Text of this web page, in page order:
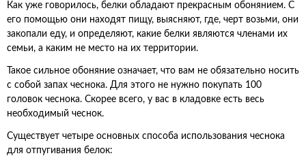
Как уже говорилось, белки обладают прекрасным обонянием. С
его помощью они находят пищу, выясняют, где, черт возьми, они
закопали еду, и определяют, какие белки являются членами их
семьи, а каким не место на их территории.
Такое сильное обоняние означает, что вам не обязательно носить
с собой запах чеснока. Для этого не нужно покупать 100
головок чеснока. Скорее всего, у вас в кладовке есть весь
необходимый чеснок.
Существует четыре основных способа использования чеснока
для отпугивания белок: